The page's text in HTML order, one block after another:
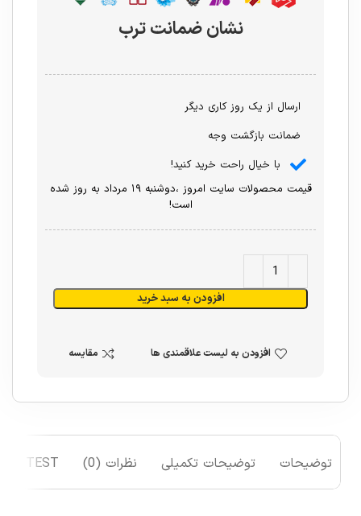
نشان ضمانت ترب
ارسال از یک روز کاری دیگر
ضمانت بازگشت وجه
با خیال راحت خرید کنید!
قیمت محصولات سایت امروز ،دوشنبه ۱۹ مرداد به روز شده
است!
افزودن به سبد خرید
افزودن به لیست علاقمندی ها مقایسه
توضیحات توضیحات تکمیلی نظرات (0) TEST